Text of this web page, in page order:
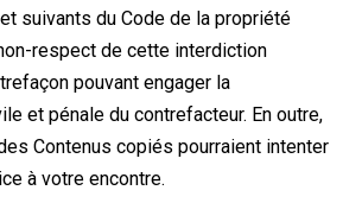
suivants du Code de la propriété
respect de cette interdiction
pouvant engager la
et pénale du contrefacteur. En outre,
Contenus copiés pourraient intenter
à votre encontre.